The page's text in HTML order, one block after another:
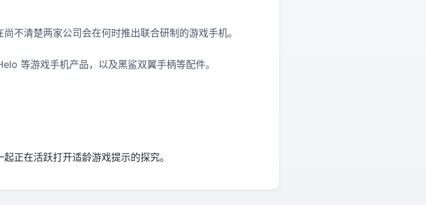
不清楚两家公司会在何时推出联合研制的游戏手机。
等游戏手机产品，以及黑鲨双翼手柄等配件。
正在活跃打开适龄游戏提示的探究。